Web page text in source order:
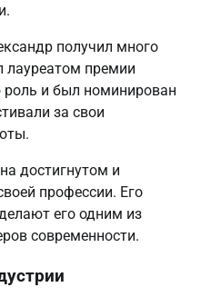
получил много
лауреатом премии
и был номинирован
за свои
достигнутом и
профессии. Его
его одним из
современности.